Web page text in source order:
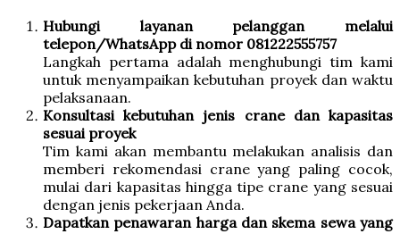
Hubungi layanan pelanggan melalui
telepon/WhatsApp di nomor 081222555757
Langkah pertama adalah menghubungi tim kami
untuk menyampaikan kebutuhan proyek dan waktu
pelaksanaan.
Konsultasi kebutuhan jenis crane dan kapasitas
sesuai proyek
Tim kami akan membantu melakukan analisis dan
memberi rekomendasi crane yang paling cocok,
mulai dari kapasitas hingga tipe crane yang sesuai
dengan jenis pekerjaan Anda.
Dapatkan penawaran harga dan skema sewa yang